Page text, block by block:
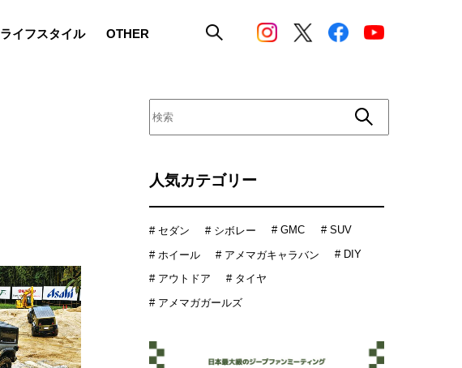
ライフスタイル OTHER
人気カテゴリー
# セダン # シボレー # GMC # SUV
# ホイール # アメマガキャラバン # DIY
# アウトドア
# タイヤ
# アメマガガールズ